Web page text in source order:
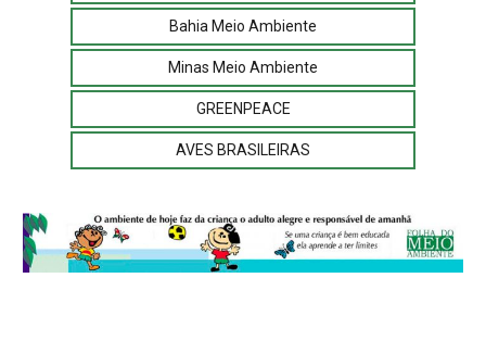
Bahia Meio Ambiente
Minas Meio Ambiente
GREENPEACE
AVES BRASILEIRAS